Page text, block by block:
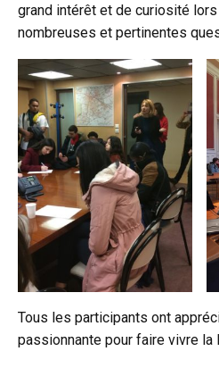
grand intérêt et de curiosité
nombreuses et pertinentes
Tous les participants ont
passionnante pour faire vivre la